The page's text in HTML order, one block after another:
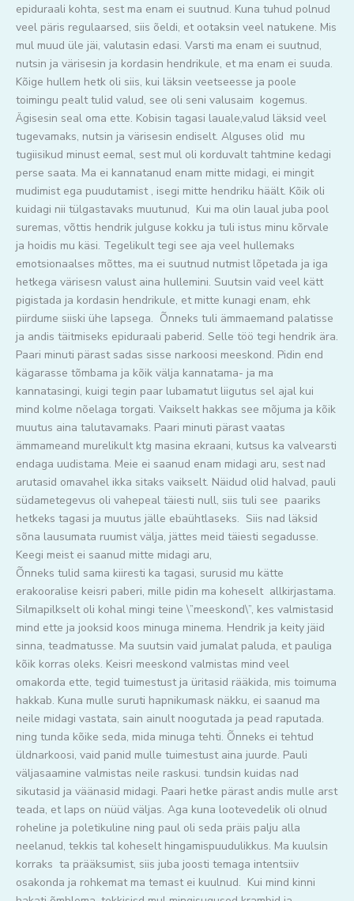
epiduraali kohta, sest ma enam ei suutnud. Kuna tuhud polnud
veel päris regulaarsed, siis õeldi, et ootaksin veel natukene. Mis
mul muud üle jäi, valutasin edasi. Varsti ma enam ei suutnud,
nutsin ja värisesin ja kordasin hendrikule, et ma enam ei suuda.
Kõige hullem hetk oli siis, kui läksin veetseesse ja poole
toimingu pealt tulid valud, see oli seni valusaim kogemus.
Ägisesin seal oma ette. Kobisin tagasi lauale,valud läksid veel
tugevamaks, nutsin ja värisesin endiselt. Alguses olid mu
tugiisikud minust eemal, sest mul oli korduvalt tahtmine kedagi
perse saata. Ma ei kannatanud enam mitte midagi, ei mingit
mudimist ega puudutamist , isegi mitte hendriku häält. Kõik oli
kuidagi nii tülgastavaks muutunud, Kui ma olin laual juba pool
suremas, võttis hendrik julguse kokku ja tuli istus minu kõrvale
ja hoidis mu käsi. Tegelikult tegi see aja veel hullemaks
emotsionaalses mõttes, ma ei suutnud nutmist lõpetada ja iga
hetkega värisesn valust aina hullemini. Suutsin vaid veel kätt
pigistada ja kordasin hendrikule, et mitte kunagi enam, ehk
piirdume siiski ühe lapsega. Õnneks tuli ämmaemand palatisse
ja andis täitmiseks epiduraali paberid. Selle töö tegi hendrik ära.
Paari minuti pärast sadas sisse narkoosi meeskond. Pidin end
kägarasse tõmbama ja kõik välja kannatama- ja ma
kannatasingi, kuigi tegin paar lubamatut liigutus sel ajal kui
mind kolme nõelaga torgati. Vaikselt hakkas see mõjuma ja kõik
muutus aina talutavamaks. Paari minuti pärast vaatas
ämmameand murelikult ktg masina ekraani, kutsus ka valvearsti
endaga uudistama. Meie ei saanud enam midagi aru, sest nad
arutasid omavahel ikka sitaks vaikselt. Näidud olid halvad, pauli
südametegevus oli vahepeal täiesti null, siis tuli see paariks
hetkeks tagasi ja muutus jälle ebaühtlaseks. Siis nad läksid
sõna lausumata ruumist välja, jättes meid täiesti segadusse.
Keegi meist ei saanud mitte midagi aru,
Õnneks tulid sama kiiresti ka tagasi, surusid mu kätte
erakooralise keisri paberi, mille pidin ma koheselt allkirjastama.
Silmapilkselt oli kohal mingi teine \”meeskond\”, kes valmistasid
mind ette ja jooksid koos minuga minema. Hendrik ja keity jäid
sinna, teadmatusse. Ma suutsin vaid jumalat paluda, et pauliga
kõik korras oleks. Keisri meeskond valmistas mind veel
omakorda ette, tegid tuimestust ja üritasid rääkida, mis toimuma
hakkab. Kuna mulle suruti hapnikumask näkku, ei saanud ma
neile midagi vastata, sain ainult noogutada ja pead raputada.
ning tunda kõike seda, mida minuga tehti. Õnneks ei tehtud
üldnarkoosi, vaid panid mulle tuimestust aina juurde. Pauli
väljasaamine valmistas neile raskusi. tundsin kuidas nad
sikutasid ja väänasid midagi. Paari hetke pärast andis mulle arst
teada, et laps on nüüd väljas. Aga kuna lootevedelik oli olnud
roheline ja poletikuline ning paul oli seda präis palju alla
neelanud, tekkis tal koheselt hingamispuudulikkus. Ma kuulsin
korraks ta prääksumist, siis juba joosti temaga intentsiiv
osakonda ja rohkemat ma temast ei kuulnud. Kui mind kinni